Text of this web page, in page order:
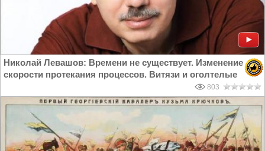
Николай Левашов: Времени не существует. Изменение
скорости протекания процессов. Витязи и оголтелые
803